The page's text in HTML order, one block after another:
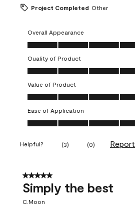
Project Completed Other
Overall Appearance
Overall Appearance, 5.0 out of 5
Quality of Product
Quality of Product, 5.0 out of 5
Value of Product
Value of Product, 5.0 out of 5
Ease of Application
Ease of Application, 5.0 out of 5
Helpful? (3) (0) Report
5 out of 5 stars.
Simply the best
C.Moon